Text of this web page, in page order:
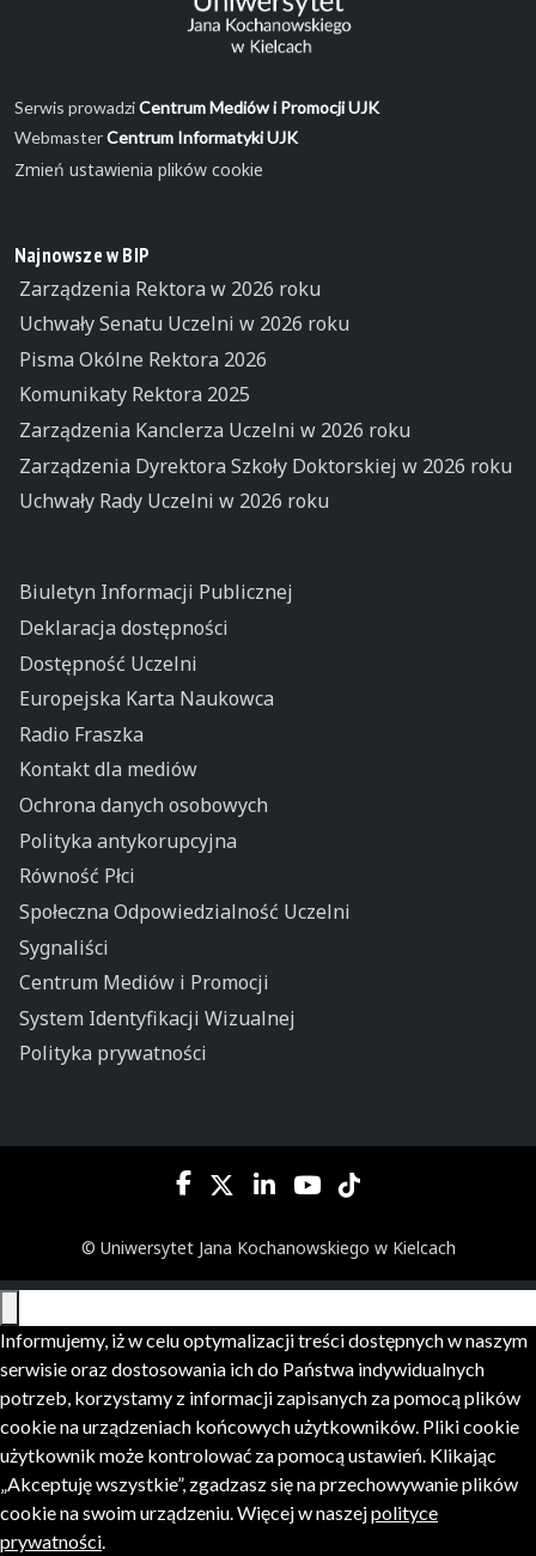
Serwis prowadziCentrum Mediów i Promocji UJK
WebmasterCentrum Informatyki UJK
Zmień ustawienia plików cookie
Najnowsze w BIP
Zarządzenia Rektora w 2026 roku
Uchwały Senatu Uczelni w 2026 roku
Pisma Okólne Rektora 2026
Komunikaty Rektora 2025
Zarządzenia Kanclerza Uczelni w 2026 roku
Zarządzenia Dyrektora Szkoły Doktorskiej w 2026 roku
Uchwały Rady Uczelni w 2026 roku
Biuletyn Informacji Publicznej
Deklaracja dostępności
Dostępność Uczelni
Europejska Karta Naukowca
Radio Fraszka
Kontakt dla mediów
Ochrona danych osobowych
Polityka antykorupcyjna
Równość Płci
Społeczna Odpowiedzialność Uczelni
Sygnaliści
Centrum Mediów i Promocji
System Identyfikacji Wizualnej
Polityka prywatności
© Uniwersytet Jana Kochanowskiego w Kielcach
Informujemy, iż w celu optymalizacji treści dostępnych w naszym
serwisie oraz dostosowania ich do Państwa indywidualnych
potrzeb, korzystamy z informacji zapisanych za pomocą plików
cookie na urządzeniach końcowych użytkowników. Pliki cookie
użytkownik może kontrolować za pomocą ustawień. Klikając
„Akceptuję wszystkie”, zgadzasz się na przechowywanie plików
cookie na swoim urządzeniu. Więcej w naszejpolityce
prywatności